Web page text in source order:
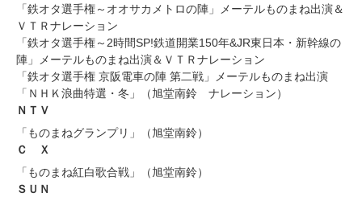
「鉄オタ選手権～オオサカメトロの陣」メーテルものまね出演＆
ＶＴＲナレーション
「鉄オタ選手権～2時間SP!鉄道開業150年&JR東日本・新幹線の
陣」メーテルものまね出演＆ＶＴＲナレーション
「鉄オタ選手権 京阪電車の陣 第二戦」メーテルものまね出演
「ＮＨＫ浪曲特選・冬」（旭堂南鈴 ナレーション）
ＮＴＶ
「ものまねグランプリ」（旭堂南鈴）
Ｃ Ｘ
「ものまね紅白歌合戦」（旭堂南鈴）
ＳＵＮ